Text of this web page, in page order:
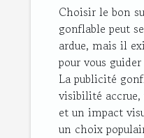
Choisir le bon
gonflable peut
ardue, mais il
pour vous
La publicité
visibilité
et un impact
un choix